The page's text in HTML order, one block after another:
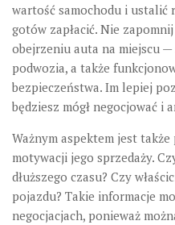
wartość samochodu i ustalić
gotów zapłacić. Nie
obejrzeniu auta na miejscu
podwozia, a także
bezpieczeństwa. Im lepiej
będziesz mógł negocjować i
Ważnym aspektem jest
motywacji jego sprzedaży.
dłuższego czasu? Czy
pojazdu? Takie informacje
negocjacjach, ponieważ